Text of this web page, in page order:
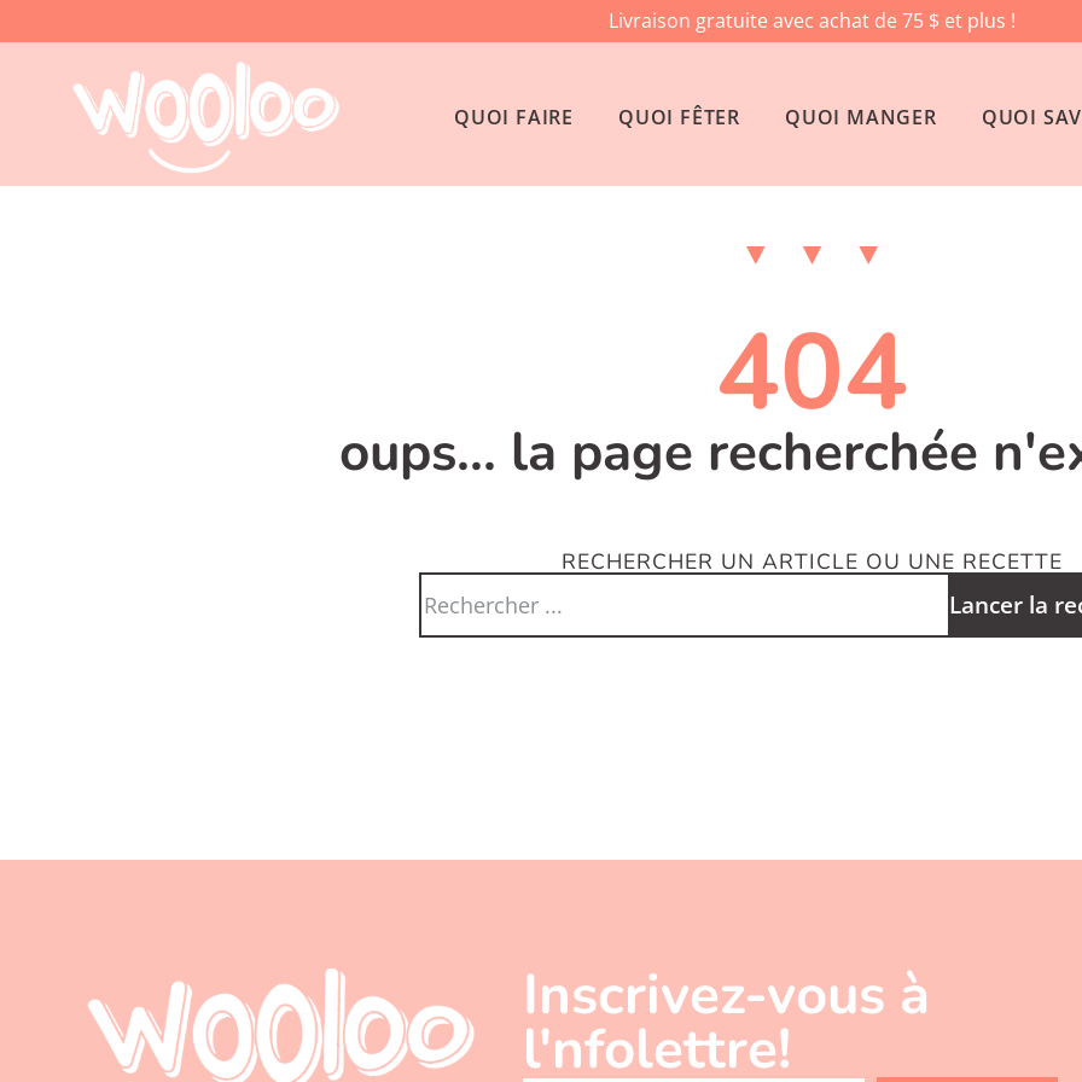
Livraison gratuite avec achat de 75 $ et plus !
QUOI FAIRE QUOI FÊTER QUOI MANGER QUOI
404
oups... la page recherchée
RECHERCHER UN ARTICLE OU UNE RECETTE
Lancer la
Inscrivez-vous à
l'nfolettre!